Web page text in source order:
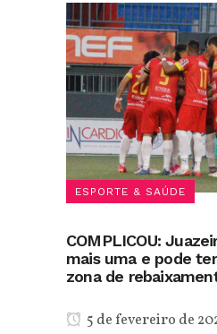
ESPORTE & SAÚDE
COMPLICOU:
mais uma e pode
zona de
5 de fevereiro de